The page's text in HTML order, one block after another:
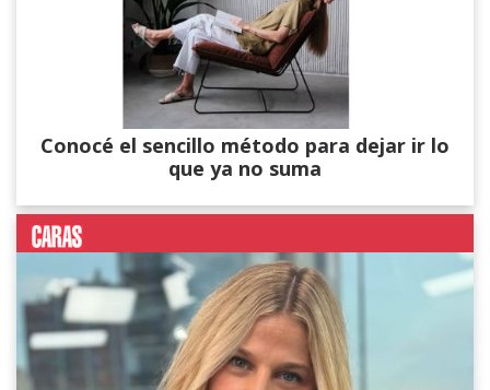
Conocé el sencillo método para dejar ir lo
que ya no suma